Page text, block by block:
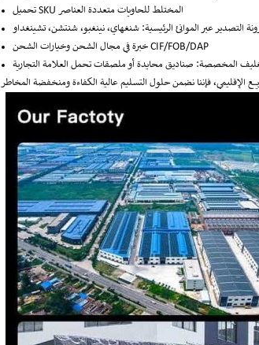
تحميل SKU المختلط للحاويات متعددة العناصر
التصدير عبر الموانئ الرئيسية: شنغهاي، نينغبو، شنتشن، تشينغداو
خبرة في مجال الشحن وخيارات الشحن CIF/FOB/DAP
المخصصة: صناديق محايدة أو ملصقات تحمل العلامة التجارية